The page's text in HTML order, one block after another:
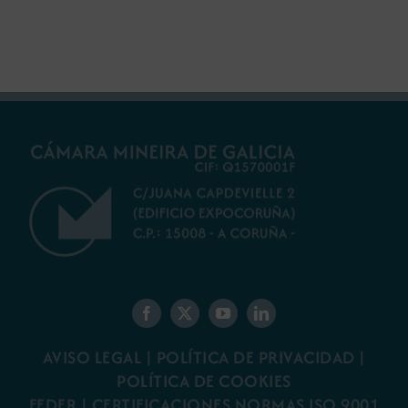
AVISO LEGAL | POLÍTICA DE PRIVACIDAD |
POLÍTICA DE COOKIES